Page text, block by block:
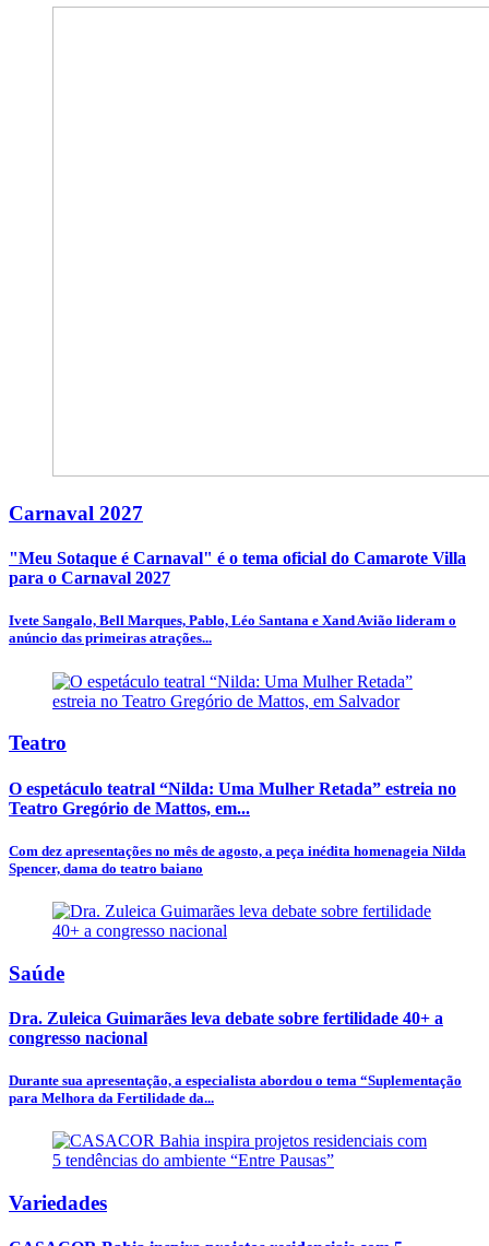
Carnaval 2027
"Meu Sotaque é Carnaval" é o tema oficial do Camarote Villa
para o Carnaval 2027
Ivete Sangalo, Bell Marques, Pablo, Léo Santana e Xand Avião lideram o
anúncio das primeiras atrações...
Teatro
O espetáculo teatral “Nilda: Uma Mulher Retada” estreia no
Teatro Gregório de Mattos, em...
Com dez apresentações no mês de agosto, a peça inédita homenageia Nilda
Spencer, dama do teatro baiano
Saúde
Dra. Zuleica Guimarães leva debate sobre fertilidade 40+ a
congresso nacional
Durante sua apresentação, a especialista abordou o tema “Suplementação
para Melhora da Fertilidade da...
Variedades